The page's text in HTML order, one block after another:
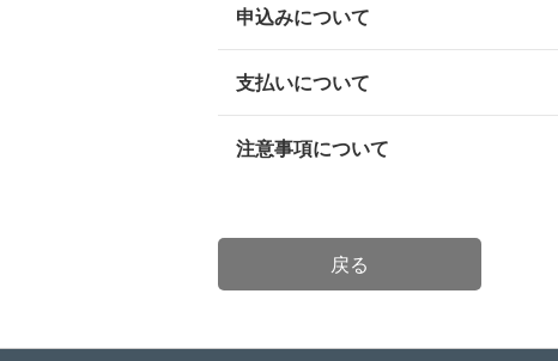
申込みについて
支払いについて
注意事項について
戻る